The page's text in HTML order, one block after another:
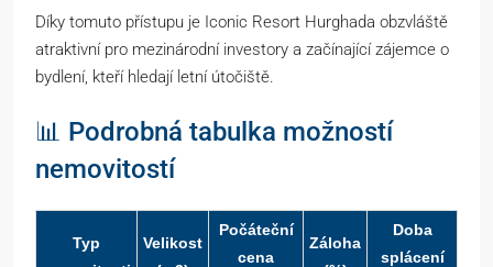
Díky tomuto přístupu je Iconic Resort Hurghada obzvláště
atraktivní pro mezinárodní investory a začínající zájemce o
bydlení, kteří hledají letní útočiště.
📊 Podrobná tabulka možností
nemovitostí
Typ
Velikost
Počáteční
cena
Záloha
Doba
splácení